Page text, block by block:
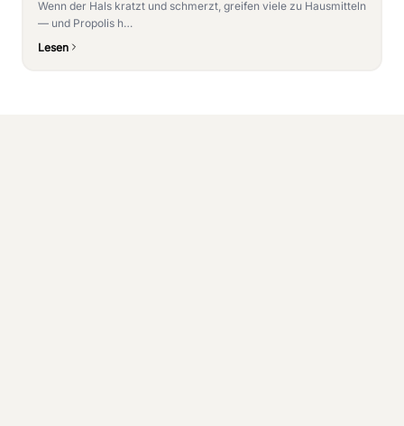
Wenn der Hals kratzt und schmerzt, greifen viele zu Hausmitteln
— und Propolis h…
Lesen